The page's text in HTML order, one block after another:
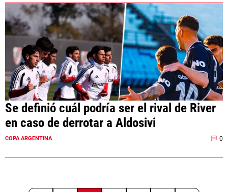
Se definió cuál podría ser el rival de River
en caso de derrotar a Aldosivi
COPA ARGENTINA 0